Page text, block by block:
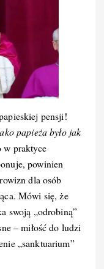
pensji!
papieża było jak
w praktyce
powinien
dla osób
Mówi się, że
swoją „odrobiną”
– miłość do ludzi
„sanktuarium”